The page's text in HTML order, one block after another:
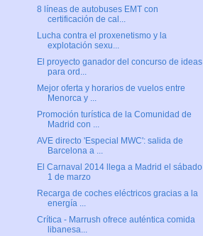
8 líneas de autobuses EMT con
certificación de cal...
Lucha contra el proxenetismo y la
explotación sexu...
El proyecto ganador del concurso de ideas
para ord...
Mejor oferta y horarios de vuelos entre
Menorca y ...
Promoción turística de la Comunidad de
Madrid con ...
AVE directo 'Especial MWC': salida de
Barcelona a ...
El Carnaval 2014 llega a Madrid el sábado
1 de marzo
Recarga de coches eléctricos gracias a la
energía ...
Crítica - Marrush ofrece auténtica comida
libanesa...